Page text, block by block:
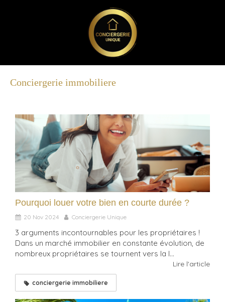
Conciergerie immobiliere
Pourquoi louer votre bien en courte durée ?
20 Nov 2024 Conciergerie Unique
3 arguments incontournables pour les propriétaires !
Dans un marché immobilier en constante évolution, de
nombreux propriétaires se tournent vers la l...
Lire l'article
conciergerie immobiliere